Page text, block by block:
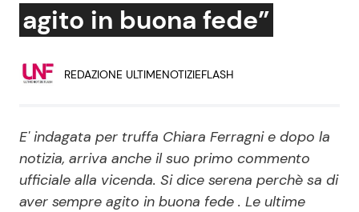
Dal Mondo
Politica
Coppie VIP
Reality e Talent
Soap Opera
agito in buona fede”
REDAZIONE ULTIMENOTIZIEFLASH
E' indagata per truffa Chiara Ferragni e dopo la
notizia, arriva anche il suo primo commento
ufficiale alla vicenda. Si dice serena perchè sa di
aver sempre agito in buona fede . Le ultime